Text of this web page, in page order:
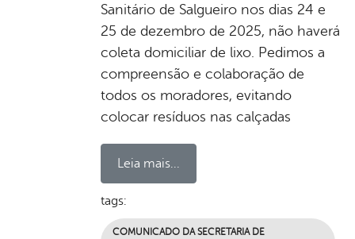
Sanitário de Salgueiro nos dias 24 e
25 de dezembro de 2025, não haverá
coleta domiciliar de lixo. Pedimos a
compreensão e colaboração de
todos os moradores, evitando
colocar resíduos nas calçadas
Leia mais...
tags:
COMUNICADO DA SECRETARIA DE